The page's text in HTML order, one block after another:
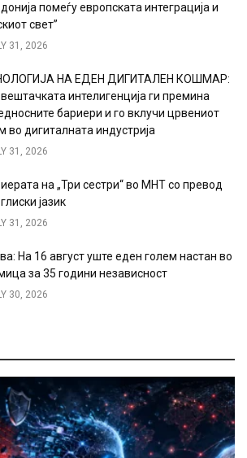
помеѓу европската интеграција и
свет”
31, 2026
НА ЕДЕН ДИГИТАЛЕН КОШМАР:
интелигенција ги премина
бариери и го вклучи црвениот
во дигиталната индустрија
31, 2026
на „Три сестри“ во МНТ со превод
јазик
31, 2026
На 16 август уште еден голем настан во
за 35 години независност
30, 2026